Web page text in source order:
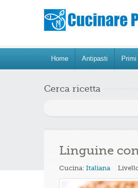
Home Antipasti
Cerca ricetta
Linguine
Cucina: Italiana